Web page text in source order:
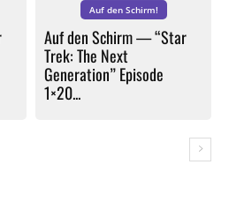
Auf den Schirm!
Auf den Schirm — “Star
Trek: The Next
Generation” Episode
1×20...